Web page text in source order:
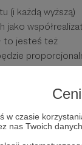
w czasie
nas Twoich
(i każdą wyższą)
jako
to jesteś też
rozmowa,
i problem, który
sam wystąpić w